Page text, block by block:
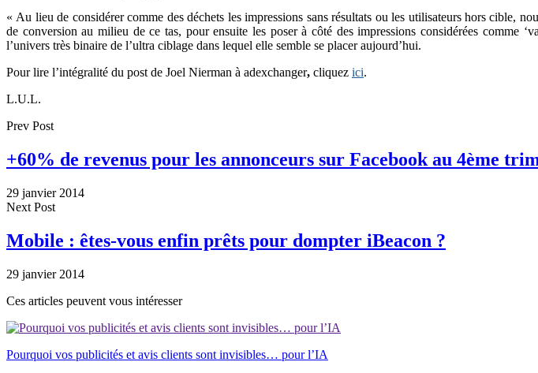
« Au lieu de considérer comme des déchets les impressions sans résultats ou les utilisateurs hors cible,
de conversion au milieu de ce tas, pour ensuite les poser à côté des impressions considérées comme
l’univers très binaire de l’ultra ciblage dans lequel elle semble se placer aujourd’hui.
Pour lire l’intégralité du post de Joel Nierman à adexchanger, cliquez ici.
L.U.L.
Prev Post
+60% de revenus pour les annonceurs sur Facebook au 4ème
29 janvier 2014
Next Post
Mobile : êtes-vous enfin prêts pour dompter iBeacon ?
29 janvier 2014
Ces articles peuvent vous intéresser
Pourquoi vos publicités et avis clients sont invisibles… pour l’IA